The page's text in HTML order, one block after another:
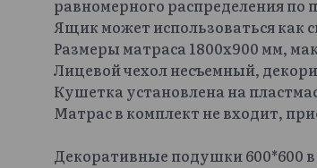
равномерного распределения по
Ящик может использоваться как
Размеры матраса 1800х900 мм,
Лицевой чехол несъемный,
Кушетка установлена на
Матрас в комплект не входит,
Декоративные подушки 600*600